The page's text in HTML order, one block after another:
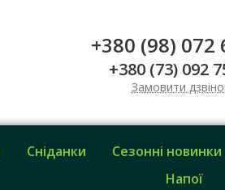
+380 (98) 072
+380 (73) 092
Замовити
Сніданки Сезонні новинки
Напої